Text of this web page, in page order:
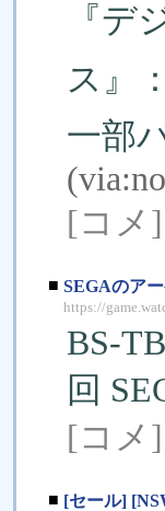
『デ
ス』：
一部
(via:
[コメ]
■ SEGAのア
https://
BS-
回
[コメ]
■ [セール]